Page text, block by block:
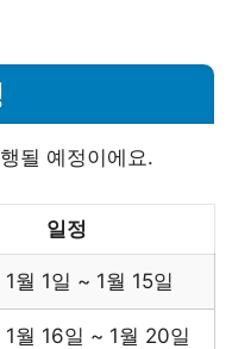
될 예정이에요.
일정
월 1일 ~ 1월 15일
월 16일 ~ 1월 20일